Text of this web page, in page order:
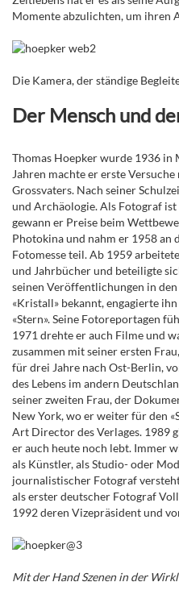
Momente abzulichten, um ihren
Die Kamera, der ständige
Der Mensch und
Thomas Hoepker wurde 1936 in
Jahren machte er erste
Grossvaters. Nach seiner
und Archäologie. Als Fotograf
gewann er Preise beim
Photokina und nahm er 1958 an
Fotomesse teil. Ab 1959
und Jahrbücher und beteiligte
seinen Veröffentlichungen in
«Kristall» bekannt, engagierte
«Stern». Seine Fotoreportagen
1971 drehte er auch Filme und
zusammen mit seiner ersten
für drei Jahre nach Ost-Berlin,
des Lebens im andern
seiner zweiten Frau, der
New York, wo er weiter für den
Art Director des Verlages. 1989
er auch heute noch lebt. Immer
als Künstler, als Studio- oder
journalistischer Fotograf
als erster deutscher Fotograf
1992 deren Vizepräsident und
Mit der Hand Szenen in der